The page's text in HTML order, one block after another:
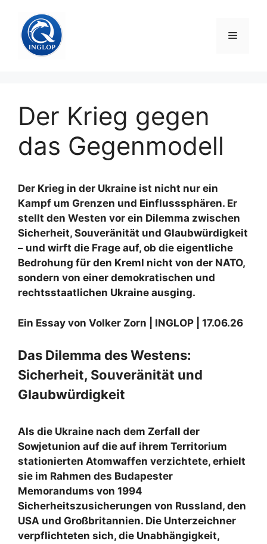
Inhalt
springen
Menü
Der Krieg gegen
das Gegenmodell
Der Krieg in der Ukraine ist nicht nur ein
Kampf um Grenzen und Einflusssphären. Er
stellt den Westen vor ein Dilemma zwischen
Sicherheit, Souveränität und Glaubwürdigkeit
– und wirft die Frage auf, ob die eigentliche
Bedrohung für den Kreml nicht von der NATO,
sondern von einer demokratischen und
rechtsstaatlichen Ukraine ausging.
Ein Essay von Volker Zorn | INGLOP | 17.06.26
Das Dilemma des Westens:
Sicherheit, Souveränität und
Glaubwürdigkeit
Als die Ukraine nach dem Zerfall der
Sowjetunion auf die auf ihrem Territorium
stationierten Atomwaffen verzichtete, erhielt
sie im Rahmen des Budapester
Memorandums von 1994
Sicherheitszusicherungen von Russland, den
USA und Großbritannien. Die Unterzeichner
verpflichteten sich, die Unabhängigkeit,